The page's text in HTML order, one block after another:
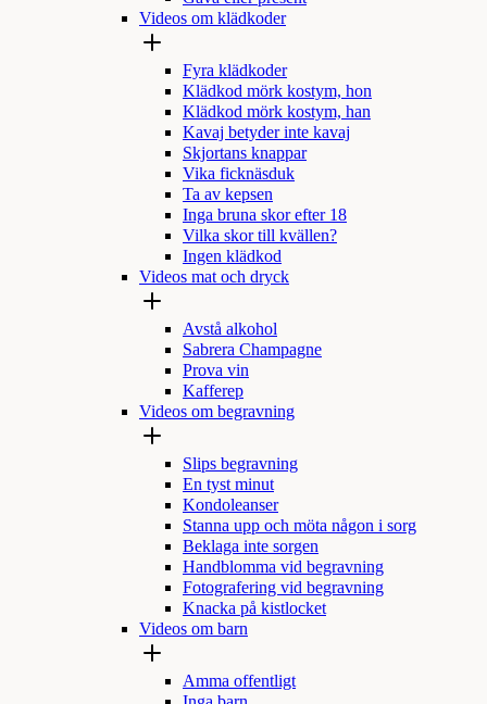
Videos om klädkoder
Fyra klädkoder
Klädkod mörk kostym, hon
Klädkod mörk kostym, han
Kavaj betyder inte kavaj
Skjortans knappar
Vika ficknäsduk
Ta av kepsen
Inga bruna skor efter 18
Vilka skor till kvällen?
Ingen klädkod
Videos mat och dryck
Avstå alkohol
Sabrera Champagne
Prova vin
Kafferep
Videos om begravning
Slips begravning
En tyst minut
Kondoleanser
Stanna upp och möta någon i sorg
Beklaga inte sorgen
Handblomma vid begravning
Fotografering vid begravning
Knacka på kistlocket
Videos om barn
Amma offentligt